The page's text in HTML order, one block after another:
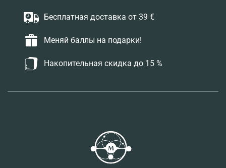
Бесплатная доставка от 39 €
Меняй баллы на подарки!
Накопительная скидка до 15 %